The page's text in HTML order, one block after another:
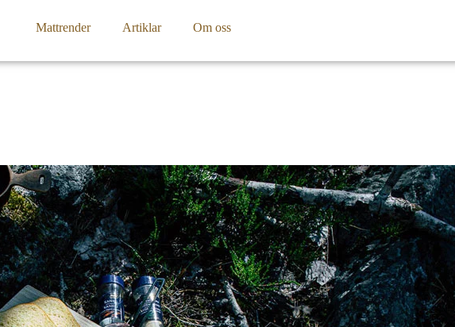
Mattrender Artiklar Om oss